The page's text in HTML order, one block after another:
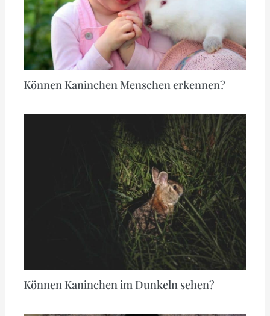
Können Kaninchen Menschen erkennen?
Können Kaninchen im Dunkeln sehen?